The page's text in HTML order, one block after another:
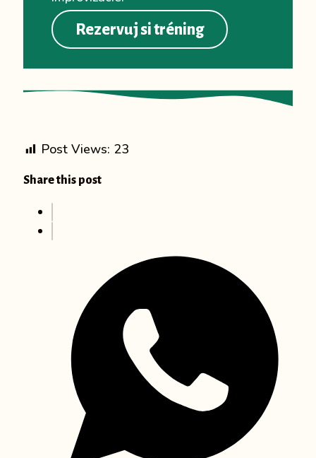
Rezervuj si tréning
Post Views: 23
Share this post